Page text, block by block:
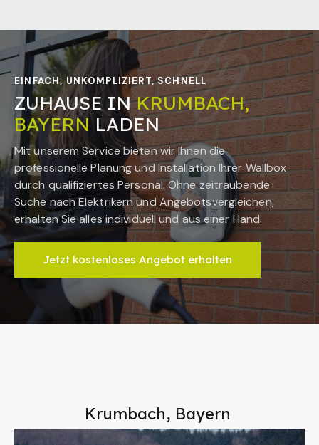
EINFACH, UNKOMPLIZIERT, SCHNELL
ZUHAUSE INKRUMBACH,
BAYERNLADEN
Mit unserem Service bieten wir Ihnen die
professionelle Planung und Installation Ihrer Wallbox
durch qualifiziertes Personal. Ohne zeitraubende
Suche nach Elektrikern und Angebotsvergleichen,
erhalten Sie alles individuell und aus einer Hand.
Jetzt kostenloses Angebot erhalten
Krumbach, Bayern